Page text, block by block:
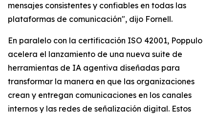
mensajes consistentes y confiables en todas las
plataformas de comunicación", dijo Fornell.
En paralelo con la certificación ISO 42001, Poppulo
acelera el lanzamiento de una nueva suite de
herramientas de IA agentiva diseñadas para
transformar la manera en que las organizaciones
crean y entregan comunicaciones en los canales
internos y las redes de señalización digital. Estos